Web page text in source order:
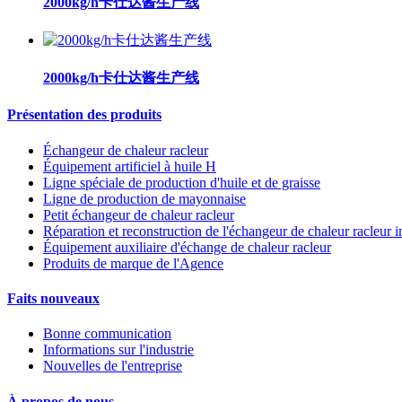
2000kg/h卡仕达酱生产线
Présentation des produits
Échangeur de chaleur racleur
Équipement artificiel à huile H
Ligne spéciale de production d'huile et de graisse
Ligne de production de mayonnaise
Petit échangeur de chaleur racleur
Réparation et reconstruction de l'échangeur de chaleur racleur
Équipement auxiliaire d'échange de chaleur racleur
Produits de marque de l'Agence
Faits nouveaux
Bonne communication
Informations sur l'industrie
Nouvelles de l'entreprise